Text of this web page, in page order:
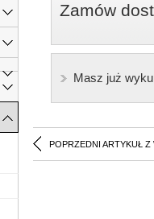
Zamów
Masz już
POPRZEDNI ARTYKUŁ Z